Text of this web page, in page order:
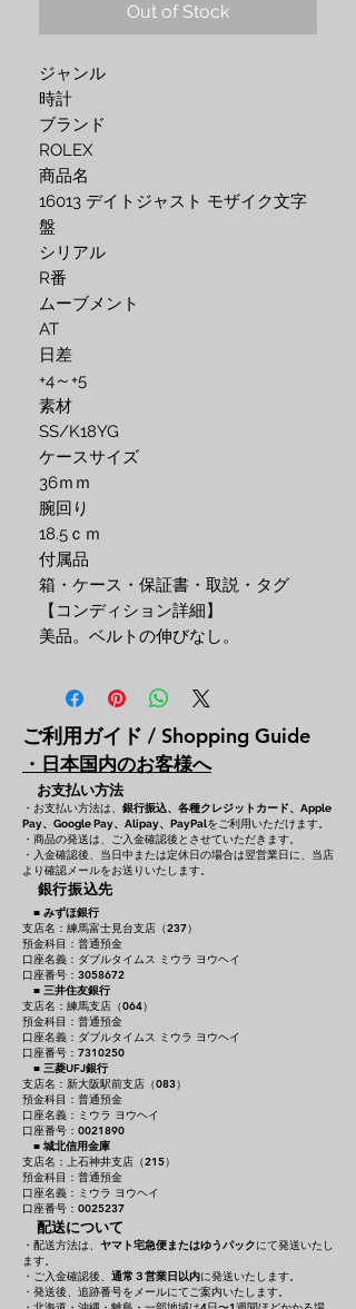
Out of Stock
ジャンル
時計
ブランド
ROLEX
商品名
16013 デイトジャスト モザイク文字
盤
シリアル
R番
ムーブメント
AT
日差
+4～+5
素材
SS/K18YG
ケースサイズ
36ｍｍ
腕回り
18.5ｃｍ
付属品
箱・ケース・保証書・取説・タグ
【コンディション詳細】
美品。ベルトの伸びなし。
ご利用ガイド / Shopping Guide
・日本国内のお客様へ
お支払い方法
・お支払い方法は、 銀行振込、各種クレジットカード、 Apple
Pay、Google Pay、Alipay、PayPalをご利用いただけます。
・商品の発送は、ご入金確認後とさせていただきます。
・入金確認後、当日中または定休日の場合は翌営業日に、当店
より確認メールをお送りいたします。
銀行振込先
■ みずほ銀行
支店名：練馬富士見台支店（237）
預金科目：普通預金
口座名義：ダブルタイムス ミウラ ヨウヘイ
口座番号：3058672
■ 三井住友銀行
支店名：練馬支店（064）
預金科目：普通預金
口座名義：ダブルタイムス ミウラ ヨウヘイ
口座番号：7310250
■ 三菱UFJ銀行
支店名：新大阪駅前支店（083）
預金科目：普通預金
口座名義：ミウラ ヨウヘイ
口座番号：0021890
■ 城北信用金庫
支店名：上石神井支店（215）
預金科目：普通預金
口座名義：ミウラ ヨウヘイ
口座番号：0025237
配送について
・配送方法は、 ヤマト宅急便またはゆうパックにて発送いたし
ます。
・ご入金確認後、 通常３営業日以内に発送いたします。
・発送後、追跡番号をメールにてご案内いたします。